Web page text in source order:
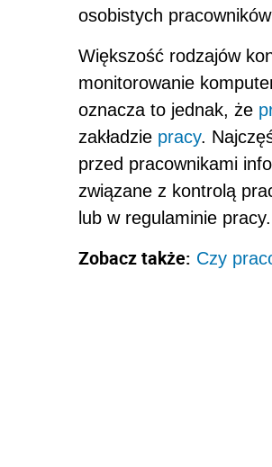
osobistych
Większość rodzajów
monitorowanie
oznacza to jednak, że
zakładzie pracy.
przed pracownikami
związane z kontrolą
lub w regulaminie pracy.
Zobacz także: Czy